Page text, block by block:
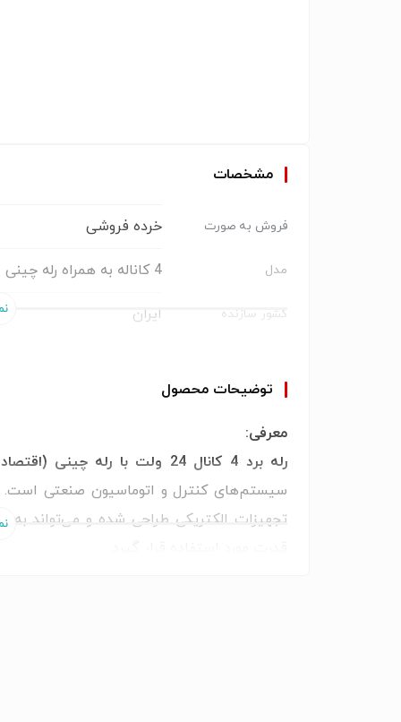
مشخصات
فروش به صورت خرده فروشی
مدل 4 کاناله به همراه رله چینی
کشور سازنده ایران
تعداد کانال
ولتاژ تغذیه برد
حداکثر جریان کنتاکت ۱6 آمپر
توضیحات محصول
معرفی:
رله برد 4 کانال 24 ولت با رله چینی (اقتصادی)
سیستم‌های کنترل و اتوماسیون صنعتی است.